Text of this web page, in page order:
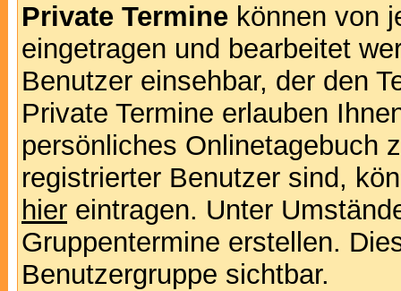
Private Termine können von
eingetragen und bearbeitet
Benutzer einsehbar, der den
Private Termine erlauben
persönliches Onlinetagebuch
registrierter Benutzer sind,
hier eintragen. Unter
Gruppentermine erstellen.
Benutzergruppe sichtbar.